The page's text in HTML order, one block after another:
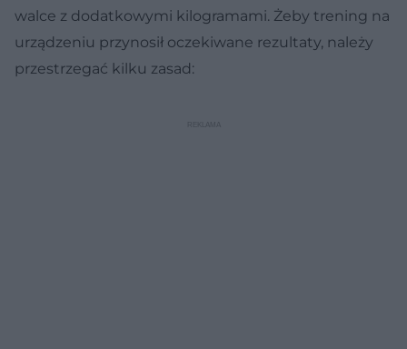
walce z dodatkowymi kilogramami. Żeby trening na
urządzeniu przynosił oczekiwane rezultaty, należy
przestrzegać kilku zasad: